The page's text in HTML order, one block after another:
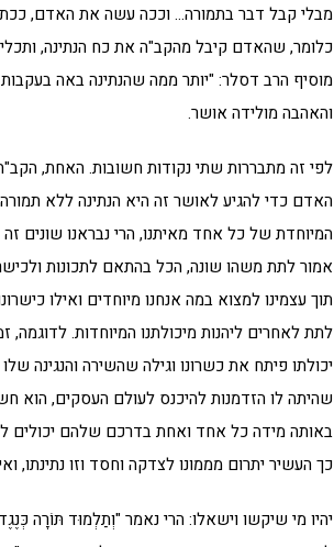
מבלי קבל דבר בתמורה… וככה עשה את האדם,
כלומר, שהאדם קיבל מהקב"ה את כח הנתינה,
מוסיף הרב דסלר: "יותר ממה שהנתינה באה
והאהבה מולידה אושר.
לפי זה מתבררות שתי נקודות חשובות. האחת,
האדם כדי להגיע לאושר זה היא הנתינה ללא
המיוחדת של כל אחד מאיתנו, הרי נבראנו שונים
אמור לתת משהו שונה, הכל בהתאם לתכונות
תוך עצמינו למצוא במה אנחנו מיוחדים ואילו
לתת לאחרים ליהנות מיכולתנו המיוחדות.
יכולתו פיתח את כשרונו וגילה שהשירה והנגינה
שהיתה לו הזדמנות להיכנס לעולם העסקים, הוא
באותה מידה כל אחד ואחת בדרכם שלהם יכולים
כך העשיר יתרום מממונו לצדקה וחסד וזו
יהיו מי שיקשו וישאלו: הרי נאמר "וְתַלְמוּד תּוֹרָה